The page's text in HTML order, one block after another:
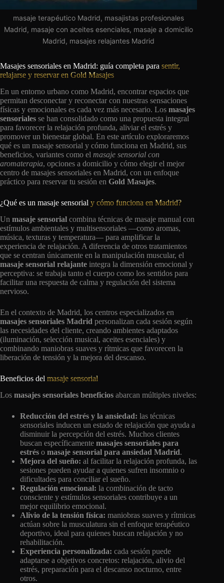
masaje terapéutico Madrid, masajistas profesionales
Madrid, masaje con aceites esenciales, masaje a domicilio
Madrid, masajes relajantes Madrid
Masajes sensoriales en Madrid: guía completa para sentir,
relajarse y reservar en Gold Masajes
En un entorno urbano como Madrid, encontrar espacios que
permitan desconectar y reconectar con nuestras sensaciones
físicas y emocionales es cada vez más necesario. Los masajes
sensoriales se han consolidado como una propuesta integral
para favorecer la relajación profunda, aliviar el estrés y
promover un bienestar global. En este artículo exploraremos
qué es un masaje sensorial y cómo funciona en Madrid, sus
beneficios, variantes como el masaje sensorial con
aromaterapia, opciones a domicilio y cómo elegir el mejor
centro de masajes sensoriales en Madrid, con un enfoque
práctico para reservar tu sesión en Gold Masajes.
¿Qué es un masaje sensorial y cómo funciona en Madrid?
Un masaje sensorial combina técnicas de masaje manual con
estímulos ambientales y multisensoriales —como aromas,
música, texturas y temperatura— para amplificar la
experiencia de relajación. A diferencia de otros tratamientos
que se centran únicamente en la manipulación muscular, el
masaje sensorial relajante integra la dimensión emocional y
perceptiva: se trabaja tanto el cuerpo como los sentidos para
facilitar una respuesta de calma y regulación del sistema
nervioso.
En el contexto de Madrid, los centros especializados en
masajes sensoriales Madrid personalizan cada sesión según
las necesidades del cliente, creando ambientes adaptados
(iluminación, selección musical, aceites esenciales) y
combinando maniobras suaves y rítmicas que favorecen la
liberación de tensión y la mejora del descanso.
Beneficios del masaje sensorial
Los masajes sensoriales beneficios abarcan múltiples niveles:
Reducción del estrés y la ansiedad: las técnicas
sensoriales inducen un estado de relajación que ayuda a
disminuir la percepción del estrés. Muchos clientes
buscan específicamente masajes sensoriales para
estrés o masaje sensorial para ansiedad Madrid.
Mejora del sueño: al facilitar la relajación profunda, las
sesiones pueden ayudar a quienes sufren insomnio o
dificultades para conciliar el sueño.
Regulación emocional: la combinación de tacto
consciente y estímulos sensoriales contribuye a un
mejor equilibrio emocional.
Alivio de la tensión física: maniobras suaves y rítmicas
actúan sobre la musculatura sin el enfoque terapéutico
deportivo, ideal para quienes buscan relajación y no
rehabilitación.
Experiencia personalizada: cada sesión puede
adaptarse a objetivos concretos: relajación, alivio del
estrés, preparación para el descanso nocturno, entre
otros.